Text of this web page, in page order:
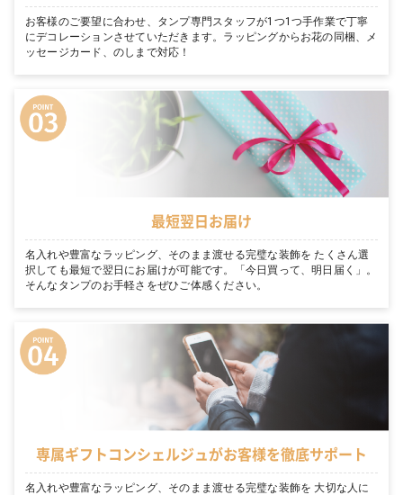
お客様のご要望に合わせ、タンプ専門スタッフが1つ1つ手作業で丁寧
にデコレーションさせていただきます。ラッピングからお花の同梱、メ
ッセージカード、のしまで対応！
最短翌日お届け
名入れや豊富なラッピング、そのまま渡せる完璧な装飾を たくさん選
択しても最短で翌日にお届けが可能です。「今日買って、明日届く」。
そんなタンプのお手軽さをぜひご体感ください。
専属ギフトコンシェルジュがお客様を徹底サポート
名入れや豊富なラッピング、そのまま渡せる完璧な装飾を 大切な人に